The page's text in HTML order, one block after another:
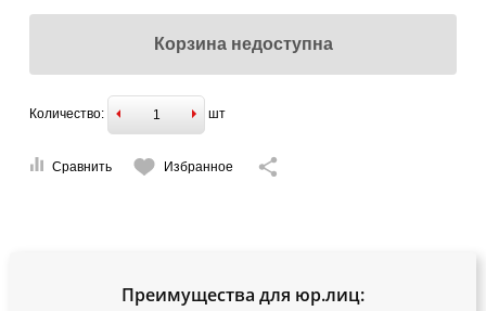
Корзина недоступна
Количество: шт
Сравнить Избранное
Преимущества для юр.лиц: